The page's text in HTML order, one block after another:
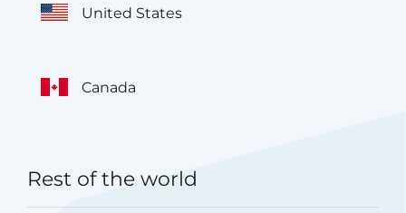
United States
Canada
Rest of the world